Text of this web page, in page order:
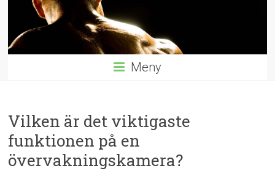
Meny
Vilken är det viktigaste
funktionen på en
övervakningskamera?